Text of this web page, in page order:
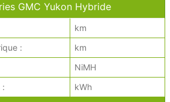
GMC Yukon Hybride
km
:
km
NiMH
:
kWh